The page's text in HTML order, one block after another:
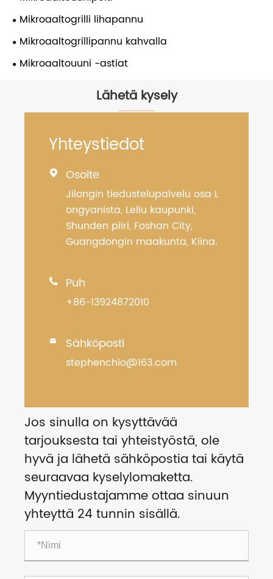
Mikroaaltogrilli lihapannu
Mikroaaltogrillipannu kahvalla
Mikroaaltouuni -astiat
Lähetä kysely
Yhteystiedot
 Osoite
Jilongin tiedustelupalvelu osa L
ongyanista, Leliu kaupunki,
Shunden piiri, Foshan City,
Guangdongin maakunta, Kiina.
 Puh
+86-13924872010
 Sähköposti
stephenchio@163.com
Jos sinulla on kysyttävää
tarjouksesta tai yhteistyöstä, ole
hyvä ja lähetä sähköpostia tai käytä
seuraavaa kyselylomaketta.
Myyntiedustajamme ottaa sinuun
yhteyttä 24 tunnin sisällä.